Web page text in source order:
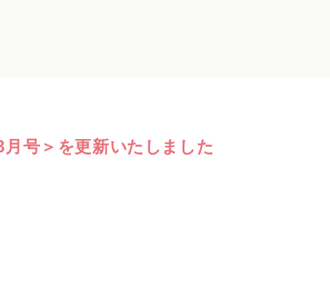
号＞を更新いたしました